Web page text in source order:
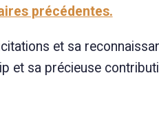
précédentes.
et sa
et sa précieuse